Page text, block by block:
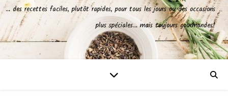
… des recettes faciles, plutôt rapides, pour tous les jours ou des occasions
plus spéciales… mais toujours gourmandes!